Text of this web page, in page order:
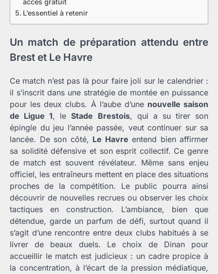
accès gratuit
L’essentiel à retenir
Un match de préparation attendu entre
Brest et Le Havre
Ce match n’est pas là pour faire joli sur le calendrier :
il s’inscrit dans une stratégie de montée en puissance
pour les deux clubs. À l’aube d’une nouvelle saison
de Ligue 1, leStade Brestois, qui a su tirer son
épingle du jeu l’année passée, veut continuer sur sa
lancée. De son côté, Le Havre entend bien affirmer
sa solidité défensive et son esprit collectif. Ce genre
de match est souvent révélateur. Même sans enjeu
officiel, les entraîneurs mettent en place des situations
proches de la compétition. Le public pourra ainsi
découvrir de nouvelles recrues ou observer les choix
tactiques en construction. L’ambiance, bien que
détendue, garde un parfum de défi, surtout quand il
s’agit d’une rencontre entre deux clubs habitués à se
livrer de beaux duels. Le choix de Dinan pour
accueillir le match est judicieux : un cadre propice à
la concentration, à l’écart de la pression médiatique,